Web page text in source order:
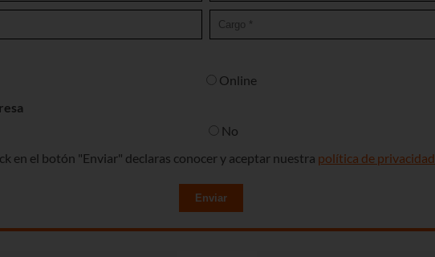
Online
No
en el botón "Enviar" declaras conocer y aceptar nuestra política de privacidad
Enviar